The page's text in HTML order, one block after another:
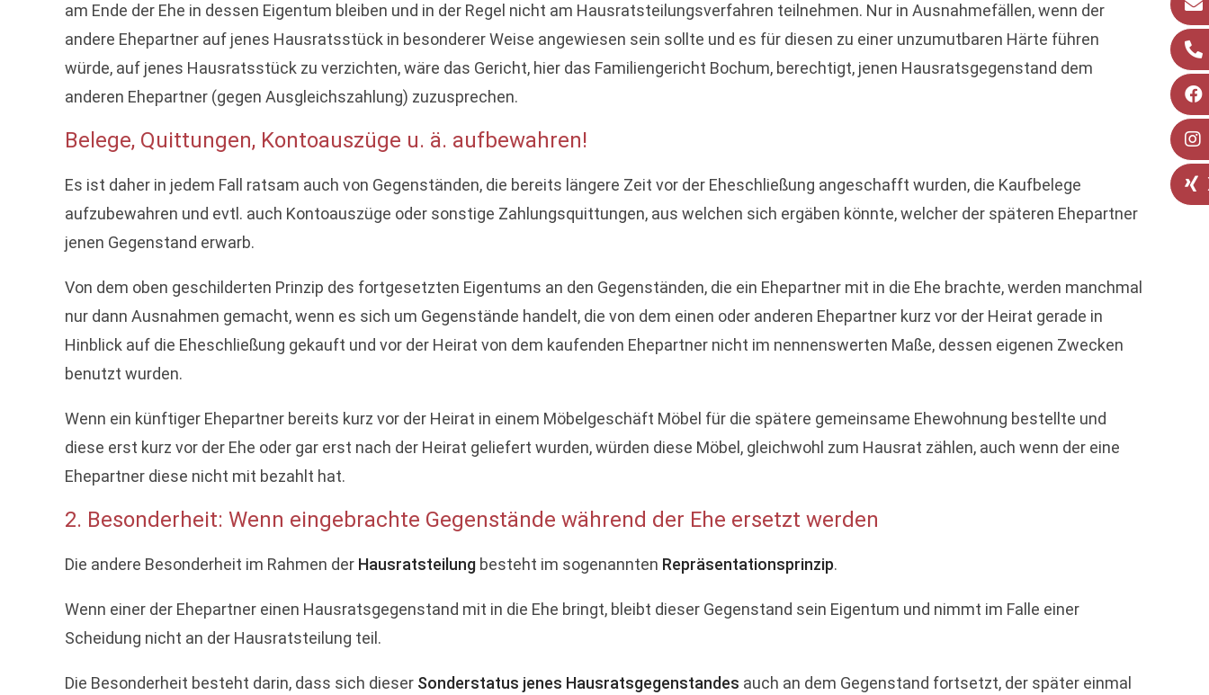
am Ende der Ehe in dessen Eigentum bleiben und in der Regel nicht am Hausratsteilungsverfahren teilnehmen. Nur in Ausnahmefällen, wenn der
andere Ehepartner auf jenes Hausratsstück in besonderer Weise angewiesen sein sollte und es für diesen zu einer unzumutbaren Härte führen
würde, auf jenes Hausratsstück zu verzichten, wäre das Gericht, hier das Familiengericht Bochum, berechtigt, jenen Hausratsgegenstand dem
anderen Ehepartner (gegen Ausgleichszahlung) zuzusprechen.
Belege, Quittungen, Kontoauszüge u. ä. aufbewahren!
Es ist daher in jedem Fall ratsam auch von Gegenständen, die bereits längere Zeit vor der Eheschließung angeschafft wurden, die Kaufbelege
aufzubewahren und evtl. auch Kontoauszüge oder sonstige Zahlungsquittungen, aus welchen sich ergäben könnte, welcher der späteren Ehepartner
jenen Gegenstand erwarb.
Von dem oben geschilderten Prinzip des fortgesetzten Eigentums an den Gegenständen, die ein Ehepartner mit in die Ehe brachte, werden manchmal
nur dann Ausnahmen gemacht, wenn es sich um Gegenstände handelt, die von dem einen oder anderen Ehepartner kurz vor der Heirat gerade in
Hinblick auf die Eheschließung gekauft und vor der Heirat von dem kaufenden Ehepartner nicht im nennenswerten Maße, dessen eigenen Zwecken
benutzt wurden.
Wenn ein künftiger Ehepartner bereits kurz vor der Heirat in einem Möbelgeschäft Möbel für die spätere gemeinsame Ehewohnung bestellte und
diese erst kurz vor der Ehe oder gar erst nach der Heirat geliefert wurden, würden diese Möbel, gleichwohl zum Hausrat zählen, auch wenn der eine
Ehepartner diese nicht mit bezahlt hat.
2. Besonderheit: Wenn eingebrachte Gegenstände während der Ehe ersetzt werden
Die andere Besonderheit im Rahmen der Hausratsteilung besteht im sogenannten Repräsentationsprinzip.
Wenn einer der Ehepartner einen Hausratsgegenstand mit in die Ehe bringt, bleibt dieser Gegenstand sein Eigentum und nimmt im Falle einer
Scheidung nicht an der Hausratsteilung teil.
Die Besonderheit besteht darin, dass sich dieser Sonderstatus jenes Hausratsgegenstandes auch an dem Gegenstand fortsetzt, der später einmal